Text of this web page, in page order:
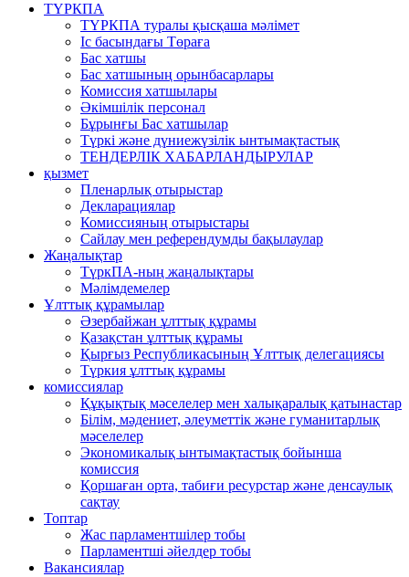
ТҮРКПА
ТҮРКПА туралы қысқаша мәлімет
Iс басындағы Төраға
Бас хатшы
Бас хатшының орынбасарлары
Комиссия хатшылары
Әкімшілік персонал
Бұрынғы Бас хатшылар
Түркі және дүниежүзілік ынтымақтастық
ТЕНДЕРЛІК ХАБАРЛАНДЫРУЛАР
қызмет
Пленарлық отырыстар
Декларациялар
Комиссияның отырыстары
Сайлау мен референдумды бақылаулар
Жаңалықтар
ТүркПА-ның жаңалықтары
Мәлімдемелер
Ұлттық құрамылар
Әзербайжан ұлттық құрамы
Қазақстан ұлттық құрамы
Қырғыз Республикасының Ұлттық делегациясы
Түркия ұлттық құрамы
комиссиялар
Құқықтық мәселелер мен халықаралық қатынастар
Білім, мәдениет, әлеуметтік және гуманитарлық
мәселелер
Экономикалық ынтымақтастық бойынша
комиссия
Қоршаған орта, табиғи ресурстар және денсаулық
сақтау
Топтар
Жас парламентшілер тобы
Парламентші әйелдер тобы
Вакансиялар